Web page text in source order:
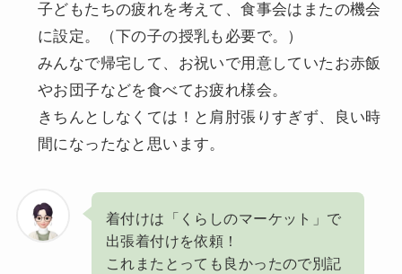
子どもたちの疲れを考えて、食事会はまたの機会
に設定。（下の子の授乳も必要で。）
みんなで帰宅して、お祝いで用意していたお赤飯
やお団子などを食べてお疲れ様会。
きちんとしなくては！と肩肘張りすぎず、良い時
間になったなと思います。
着付けは「くらしのマーケット」で
出張着付けを依頼！
これまたとっても良かったので別記